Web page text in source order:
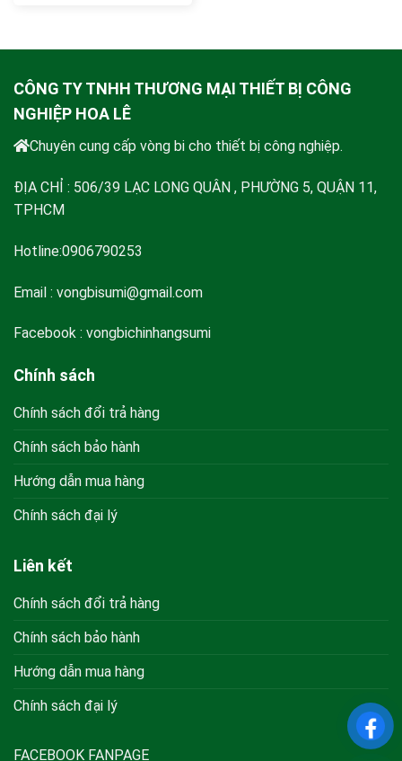
CÔNG TY TNHH THƯƠNG MẠI THIẾT BỊ CÔNG
NGHIỆP HOA LÊ
Chuyên cung cấp vòng bi cho thiết bị công nghiệp.
ĐỊA CHỈ : 506/39 LẠC LONG QUÂN , PHƯỜNG 5, QUẬN 11,
TPHCM
Hotline:0906790253
Email : vongbisumi@gmail.com
Facebook : vongbichinhangsumi
Chính sách
Chính sách đổi trả hàng
Chính sách bảo hành
Hướng dẫn mua hàng
Chính sách đại lý
Liên kết
Chính sách đổi trả hàng
Chính sách bảo hành
Hướng dẫn mua hàng
Chính sách đại lý
FACEBOOK FANPAGE